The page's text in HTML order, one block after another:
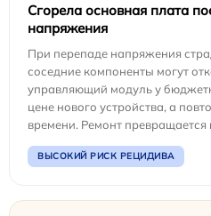
Сгорела основная плата
напряжения
При перепаде напряжения
соседние компоненты могут
управляющий модуль у
цене нового устройства, а
времени. Ремонт превращается
ВЫСОКИЙ РИСК РЕЦИДИВА